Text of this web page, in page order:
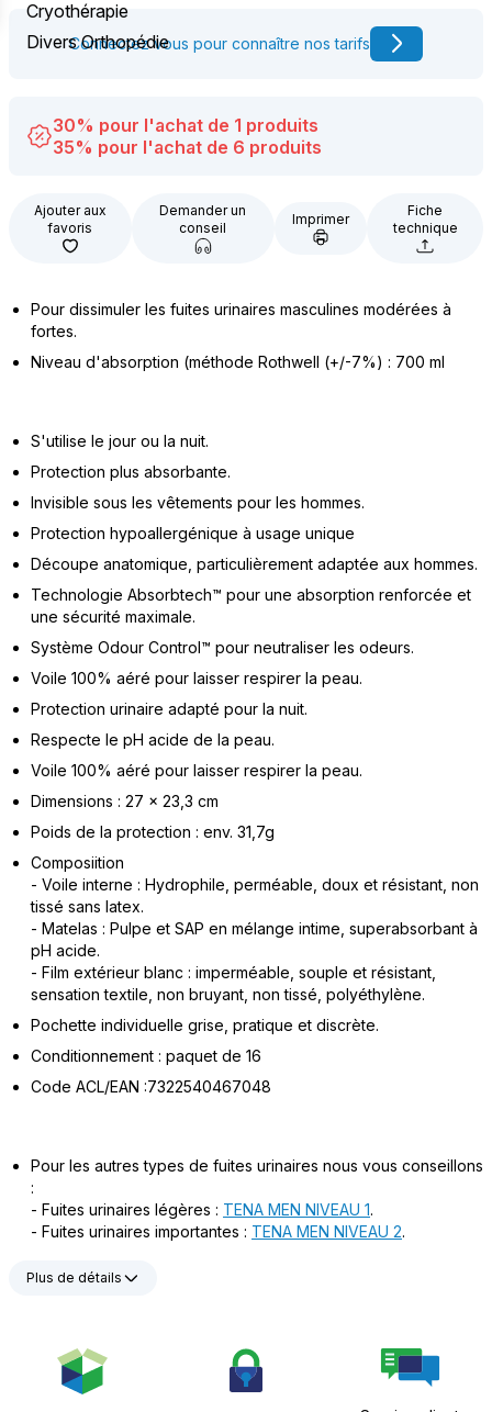
Cryothérapie
Divers Orthopédie
Connectez vous pour connaître nos tarifs
30% pour l'achat de 1 produits
35% pour l'achat de 6 produits
Ajouter aux
favoris
Demander un
conseil
Imprimer
Fiche
technique
Pour dissimuler les fuites urinaires masculines modérées à
fortes.
Niveau d'absorption (méthode Rothwell (+/-7%) : 700 ml
S'utilise le jour ou la nuit.
Protection plus absorbante.
Invisible sous les vêtements pour les hommes.
Protection hypoallergénique à usage unique
Découpe anatomique, particulièrement adaptée aux hommes.
Technologie Absorbtech™ pour une absorption renforcée et
une sécurité maximale.
Système Odour Control™ pour neutraliser les odeurs.
Voile 100% aéré pour laisser respirer la peau.
Protection urinaire adapté pour la nuit.
Respecte le pH acide de la peau.
Voile 100% aéré pour laisser respirer la peau.
Dimensions : 27 x 23,3 cm
Poids de la protection : env. 31,7g
Composiition
- Voile interne : Hydrophile, perméable, doux et résistant, non
tissé sans latex.
- Matelas : Pulpe et SAP en mélange intime, superabsorbant à
pH acide.
- Film extérieur blanc : imperméable, souple et résistant,
sensation textile, non bruyant, non tissé, polyéthylène.
Pochette individuelle grise, pratique et discrète.
Conditionnement : paquet de 16
Code ACL/EAN :7322540467048
Pour les autres types de fuites urinaires nous vous conseillons
:
- Fuites urinaires légères : TENA MEN NIVEAU 1.
- Fuites urinaires importantes : TENA MEN NIVEAU 2.
Plus de détails